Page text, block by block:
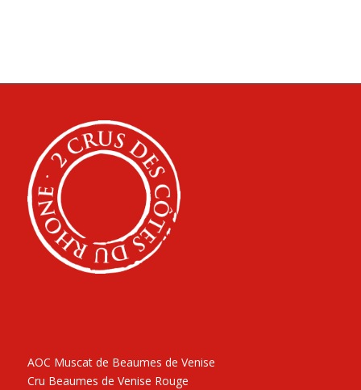
AOC Muscat de Beaumes de Venise
Cru Beaumes de Venise Rouge